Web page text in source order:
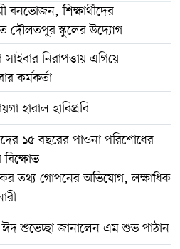
বনভোজন, শিক্ষার্থীদের
দৌলতপুর স্কুলের উদ্যোগ
নিরাপত্তায় এগিয়ে
কর্মকর্তা
হারাল হাবিপ্রবি
১৫ বছরের পাওনা পরিশোধের
বিক্ষোভ
তথ্য গোপনের অভিযোগ, লক্ষাধিক
ঈদ শুভেচ্ছা জানালেন এম শুভ পাঠান